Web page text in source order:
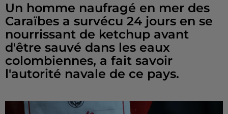
Un homme naufragé en mer des
Caraïbes a survécu 24 jours en se
nourrissant de ketchup avant
d'être sauvé dans les eaux
colombiennes, a fait savoir
l'autorité navale de ce pays.